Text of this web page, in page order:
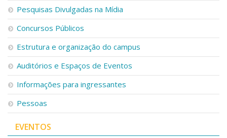
Pesquisas Divulgadas na Mídia
Concursos Públicos
Estrutura e organização do campus
Auditórios e Espaços de Eventos
Informações para ingressantes
Pessoas
EVENTOS